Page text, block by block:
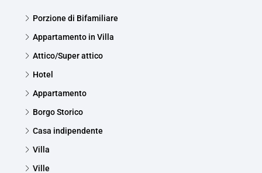
Porzione di Bifamiliare
Appartamento in Villa
Attico/Super attico
Hotel
Appartamento
Borgo Storico
Casa indipendente
Villa
Ville